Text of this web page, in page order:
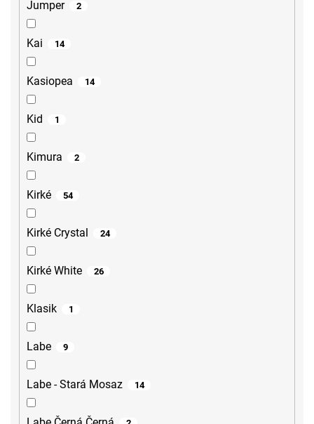
Jumper 2
Kai 14
Kasiopea 14
Kid 1
Kimura 2
Kirké 54
Kirké Crystal 24
Kirké White 26
Klasik 1
Labe 9
Labe - Stará Mosaz 14